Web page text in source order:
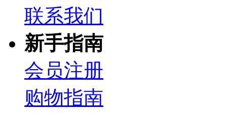
联系我们
新手指南
会员注册
购物指南